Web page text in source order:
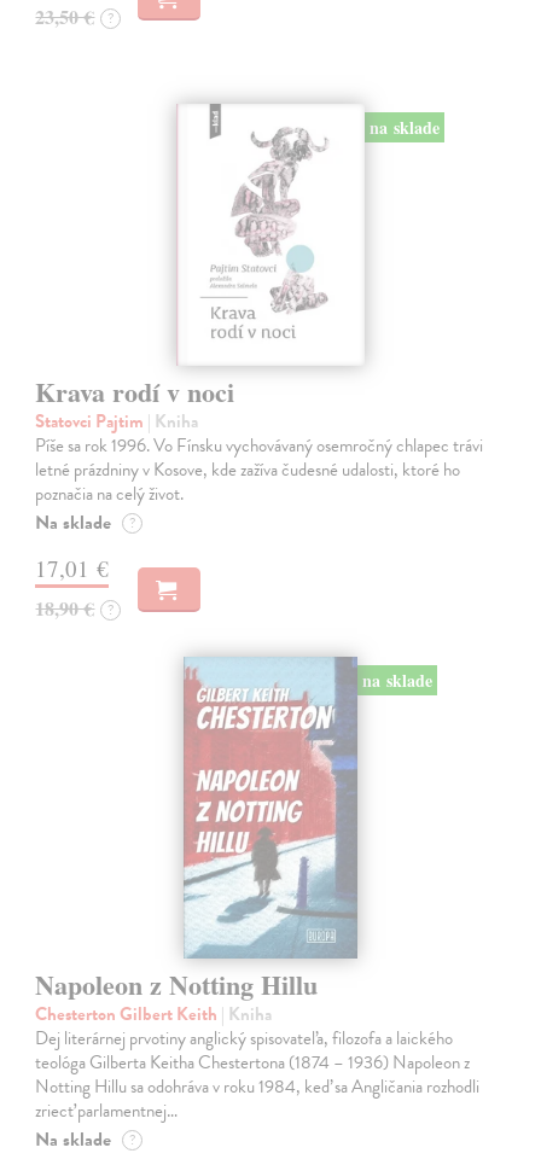
23,50 € ?
na sklade
Krava rodí v noci
Statovci Pajtim | Kniha
Píše sa rok 1996. Vo Fínsku vychovávaný osemročný chlapec trávi
letné prázdniny v Kosove, kde zažíva čudesné udalosti, ktoré ho
poznačia na celý život.
Na sklade ?
17,01 €
18,90 € ?
na sklade
Napoleon z Notting Hillu
Chesterton Gilbert Keith | Kniha
Dej literárnej prvotiny anglický spisovateľa, filozofa a laického
teológa Gilberta Keitha Chestertona (1874 – 1936) Napoleon z
Notting Hillu sa odohráva v roku 1984, keď sa Angličania rozhodli
zriecť parlamentnej…
Na sklade ?